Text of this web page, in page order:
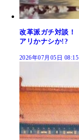
改革派ガチ対談
アリかナシか!?
2026年07月05日 08:15